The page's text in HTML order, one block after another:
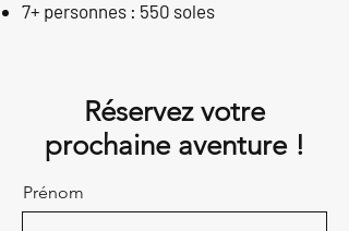
7+ personnes : 550 soles
Réservez votre
prochaine aventure !
Prénom